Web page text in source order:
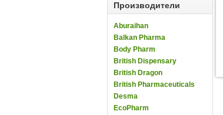
Производители
Aburaihan
Balkan Pharma
Body Pharm
British Dispensary
British Dragon
British Pharmaceuticals
Desma
EcoPharm